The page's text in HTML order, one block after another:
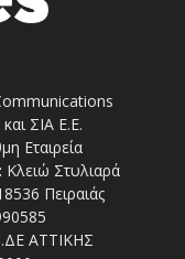
ΣΙΑ Ε.Ε.
Εταιρεία
Κλειώ Στυλιαρά
Πειραιάς
ΑΤΤΙΚΗΣ